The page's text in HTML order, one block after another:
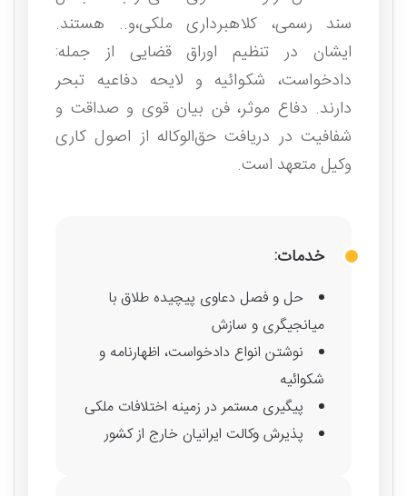
سند رسمی، کلاهبرداری ملکی،و.. هستند.
ایشان در تنظیم اوراق قضایی از جمله:
دادخواست، شکوائیه و لایحه دفاعیه تبحر
دارند. دفاع موثر، فن بیان قوی و صداقت و
شفافیت در دریافت حق‌الوکاله از اصول کاری
وکیل متعهد است.
خدمات:
حل و فصل دعاوی پیچیده طلاق با
میانجیگری و سازش
نوشتن انواع دادخواست، اظهارنامه و
شکوائیه
پیگیری مستمر در زمینه اختلافات ملکی
پذیرش وکالت ایرانیان خارج از کشور